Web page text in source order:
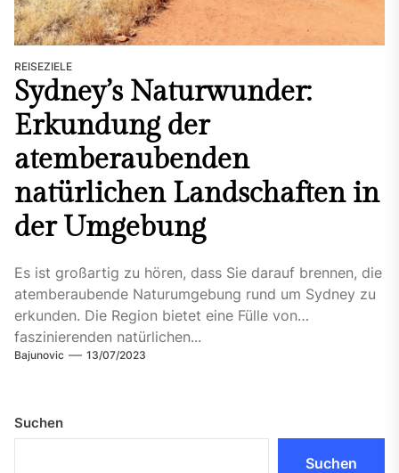
REISEZIELE
Sydney’s Naturwunder:
Erkundung der
atemberaubenden
natürlichen Landschaften in
der Umgebung
Es ist großartig zu hören, dass Sie darauf brennen, die
atemberaubende Naturumgebung rund um Sydney zu
erkunden. Die Region bietet eine Fülle von
faszinierenden natürlichen...
Bajunovic 13/07/2023
Suchen
Suchen